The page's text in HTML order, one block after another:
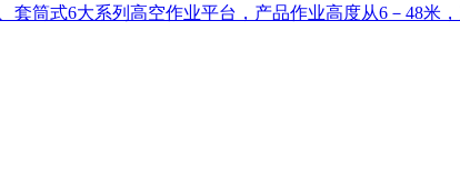
套筒式6大系列高空作业平台，产品作业高度从6－48米